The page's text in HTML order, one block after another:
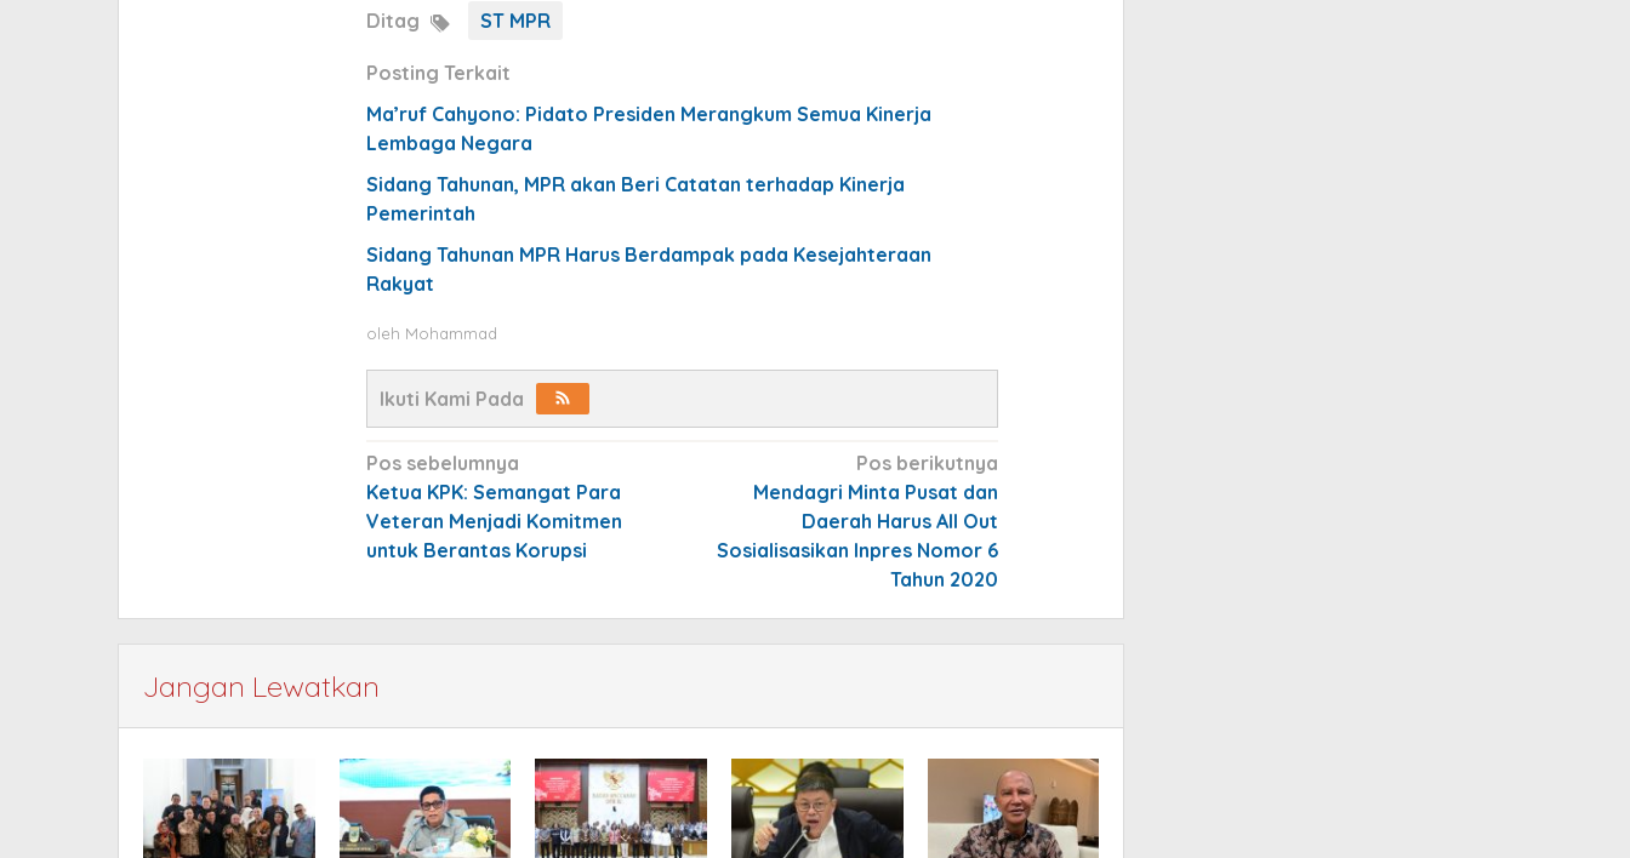
Ditag ST MPR
Posting Terkait
Ma’ruf Cahyono: Pidato Presiden Merangkum Semua Kinerja
Lembaga Negara
Sidang Tahunan, MPR akan Beri Catatan terhadap Kinerja
Pemerintah
Sidang Tahunan MPR Harus Berdampak pada Kesejahteraan
Rakyat
oleh Mohammad
Ikuti Kami Pada
Navigasi
pos
Pos sebelumnya
Ketua KPK: Semangat Para
Veteran Menjadi Komitmen
untuk Berantas Korupsi
Pos berikutnya
Mendagri Minta Pusat dan
Daerah Harus All Out
Sosialisasikan Inpres Nomor 6
Tahun 2020
Jangan Lewatkan